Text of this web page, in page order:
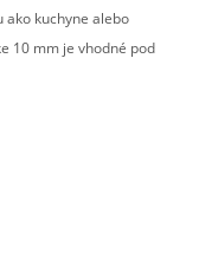
kuchyne alebo
10 mm je vhodné pod